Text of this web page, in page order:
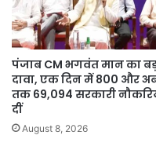
पंजाब CM भगवंत मान का
दावा, एक दिन में 800 और
तक 69,094 सरकारी
दीं
August 8, 2026